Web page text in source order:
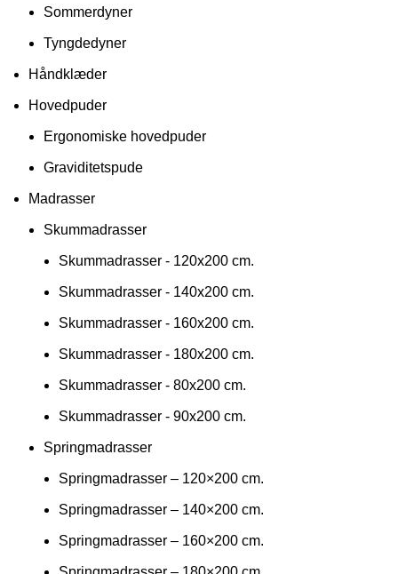
Sommerdyner
Tyngdedyner
Håndklæder
Hovedpuder
Ergonomiske hovedpuder
Graviditetspude
Madrasser
Skummadrasser
Skummadrasser - 120x200 cm.
Skummadrasser - 140x200 cm.
Skummadrasser - 160x200 cm.
Skummadrasser - 180x200 cm.
Skummadrasser - 80x200 cm.
Skummadrasser - 90x200 cm.
Springmadrasser
Springmadrasser – 120×200 cm.
Springmadrasser – 140×200 cm.
Springmadrasser – 160×200 cm.